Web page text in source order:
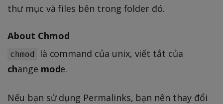
thư mục và files bên trong folder đó.
About Chmod
chmod
là command của unix, viết tắt của
change mode.
Nếu bạn sử dụng Permalinks, bạn nên thay đổi